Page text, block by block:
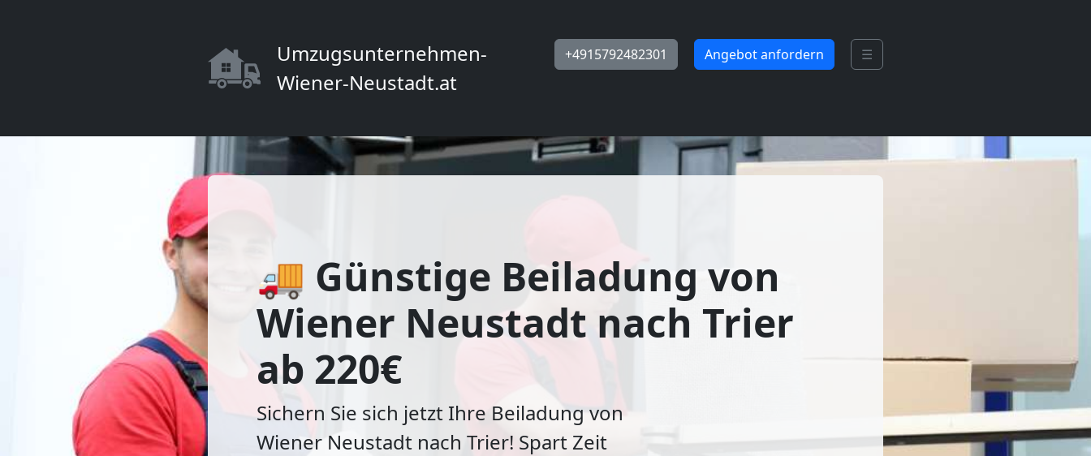
Umzugsunternehmen-
Wiener-Neustadt.at
+4915792482301 Angebot anfordern ☰
🚚 Günstige Beiladung von
Wiener Neustadt nach Trier
ab 220€
Sichern Sie sich jetzt Ihre Beiladung von
Wiener Neustadt nach Trier! Spart Zeit